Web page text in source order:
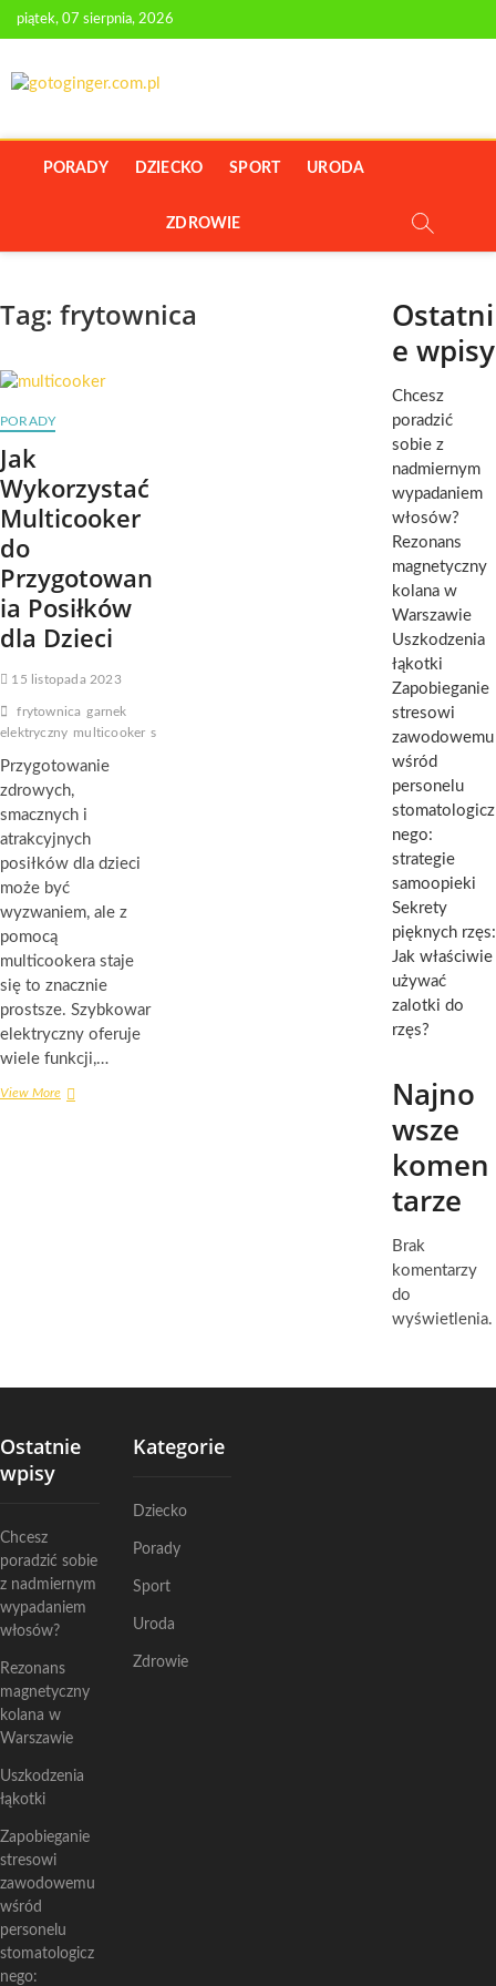
Skip
to
piątek, 07 sierpnia, 2026
PORADY DZIECKO SPORT URODA
ZDROWIE
Tag: frytownica
PORADY
Jak
Wykorzystać
Multicooker
do
Przygotowan
ia Posiłków
dla Dzieci
15 listopada 2023
frytownica garnek
elektryczny multicooker szybkowar
Przygotowanie
zdrowych,
smacznych i
atrakcyjnych
posiłków dla dzieci
może być
wyzwaniem, ale z
pomocą
multicookera staje
się to znacznie
prostsze. Szybkowar
elektryczny oferuje
wiele funkcji,…
View MoreJak
Ostatni
e wpisy
Chcesz
poradzić
sobie z
nadmiernym
wypadaniem
włosów?
Rezonans
magnetyczny
kolana w
Warszawie
Uszkodzenia
łąkotki
Zapobieganie
stresowi
zawodowemu
wśród
personelu
stomatologicz
nego:
strategie
samoopieki
Sekrety
pięknych rzęs:
Jak właściwie
używać
zalotki do
rzęs?
Najno
wsze
komen
tarze
Brak
komentarzy
do
wyświetlenia.
Ostatnie
wpisy
Chcesz
poradzić sobie
z nadmiernym
wypadaniem
włosów?
Rezonans
magnetyczny
kolana w
Warszawie
Uszkodzenia
łąkotki
Zapobieganie
stresowi
zawodowemu
wśród
personelu
stomatologicz
nego:
Kategorie
Dziecko
Porady
Sport
Uroda
Zdrowie